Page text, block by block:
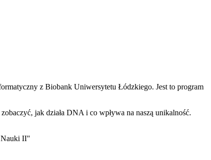
z Biobank Uniwersytetu Łódzkiego. Jest to program
jak działa DNA i co wpływa na naszą unikalność.
Nauki II"